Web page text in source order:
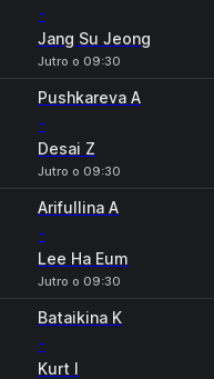
-
Jang Su Jeong
Jutro o 09:30
Pushkareva A
-
Desai Z
Jutro o 09:30
Arifullina A
-
Lee Ha Eum
Jutro o 09:30
Bataikina K
-
Kurt I